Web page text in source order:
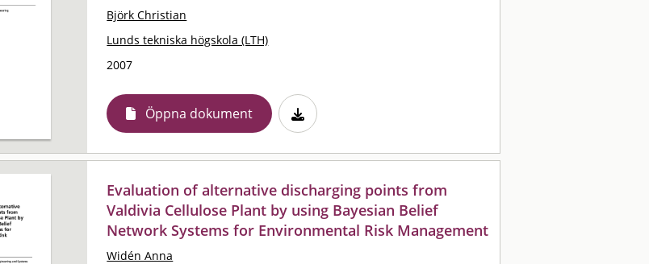
Björk Christian
Lunds tekniska högskola (LTH)
2007
Öppna dokument
Evaluation of alternative discharging points from
Valdivia Cellulose Plant by using Bayesian Belief
Network Systems for Environmental Risk Management
Widén Anna